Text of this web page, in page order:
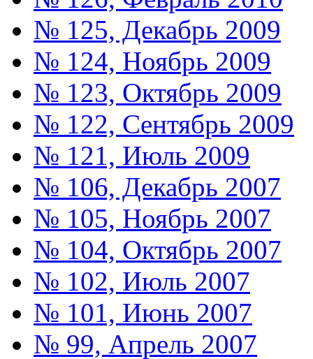
№ 125, Декабрь 2009
№ 124, Ноябрь 2009
№ 123, Октябрь 2009
№ 122, Сентябрь 2009
№ 121, Июль 2009
№ 106, Декабрь 2007
№ 105, Ноябрь 2007
№ 104, Октябрь 2007
№ 102, Июль 2007
№ 101, Июнь 2007
№ 99, Апрель 2007